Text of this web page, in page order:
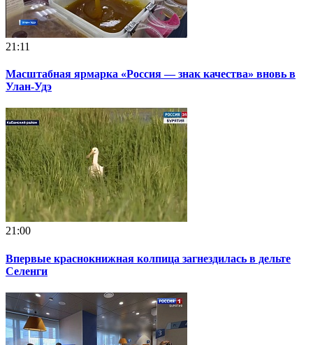
21:11
Масштабная ярмарка «Россия — знак качества» вновь в
Улан-Удэ
21:00
Впервые краснокнижная колпица загнездилась в дельте
Селенги